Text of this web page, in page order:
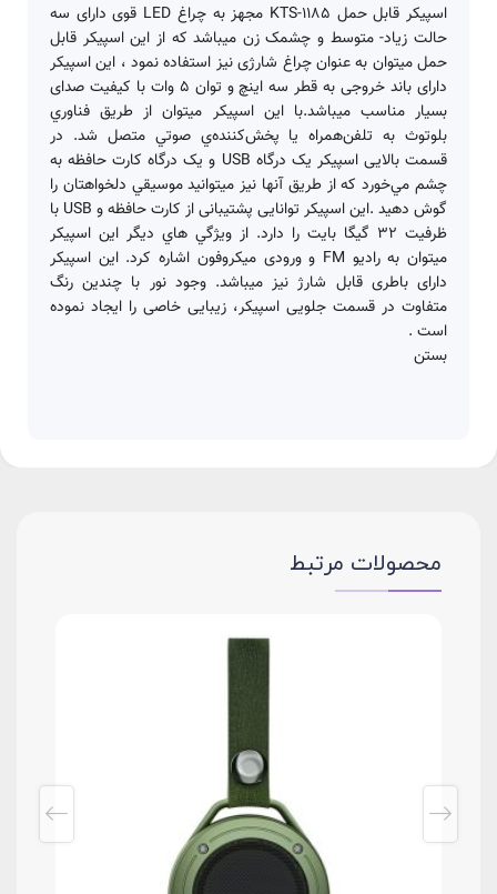
اسپیکر قابل حمل KTS-1185 مجهز به چراغ LED قوی دارای سه
حالت زیاد- متوسط و چشمک زن میباشد که از این اسپیکر قابل
حمل میتوان به عنوان چراغ شارژی نیز استفاده نمود ، این اسپیکر
دارای باند خروجی به قطر سه اینچ و توان 5 وات با کیفیت صدای
بسیار مناسب میباشد.با این اسپیکر میتوان از طريق فناوري
بلوتوث به تلفن‌همراه يا پخش‌کننده‌ي صوتي متصل شد. در
قسمت بالایی اسپيکر يک درگاه USB و يک درگاه کارت حافظه به
چشم مي‌خورد که از طريق آنها نيز میتوانید موسيقي دلخواهتان را
گوش دهيد .این اسپیکر توانایی پشتیبانی از کارت حافظه و USB با
ظرفیت 32 گیگا بایت را دارد. از ويژگي هاي ديگر اين اسپيکر
ميتوان به راديو FM و ورودی میکروفون اشاره کرد. این اسپیکر
دارای باطری قابل شارژ نیز میباشد. وجود نور با چندین رنگ
متفاوت در قسمت جلویی اسپیکر، زیبایی خاصی را ایجاد نموده
است .
بستن
محصولات مرتبط